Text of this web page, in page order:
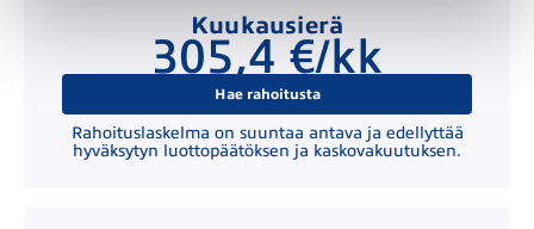
Kuukausierä
305,4 €/kk
Hae rahoitusta
Rahoituslaskelma on suuntaa antava ja edellyttää
hyväksytyn luottopäätöksen ja kaskovakuutuksen.